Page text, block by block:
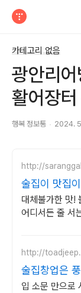
카테고리 없음
광안리
활어장
행복 정보통 2024.
http://
술집이 맛집
에 7천매출
대체불가한 맛!
어디서든 줄 서
http://
술집창업은
업
입 소문 만으로